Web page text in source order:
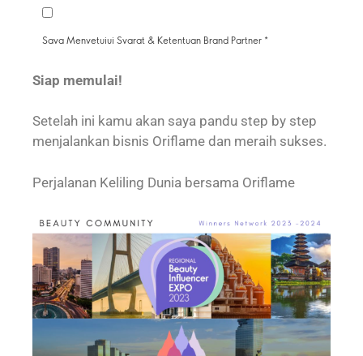
Siap memulai!
Setelah ini kamu akan saya pandu step by step
menjalankan bisnis Oriflame dan meraih sukses.
Perjalanan Keliling Dunia bersama Oriflame